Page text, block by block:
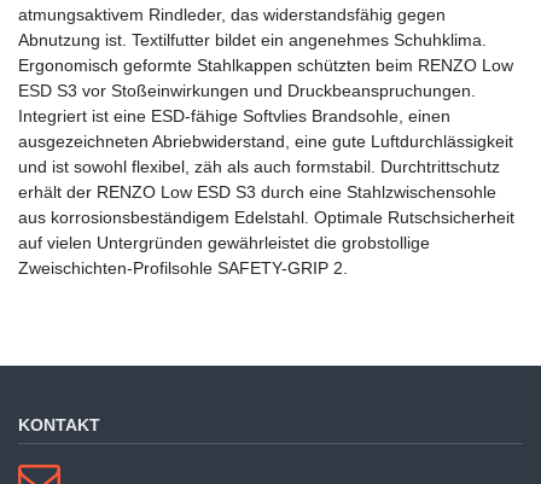
atmungsaktivem Rindleder, das widerstandsfähig gegen
Abnutzung ist. Textilfutter bildet ein angenehmes Schuhklima.
Ergonomisch geformte Stahlkappen schützten beim RENZO Low
ESD S3 vor Stoßeinwirkungen und Druckbeanspruchungen.
Integriert ist eine ESD-fähige Softvlies Brandsohle, einen
ausgezeichneten Abriebwiderstand, eine gute Luftdurchlässigkeit
und ist sowohl flexibel, zäh als auch formstabil. Durchtrittschutz
erhält der RENZO Low ESD S3 durch eine Stahlzwischensohle
aus korrosionsbeständigem Edelstahl. Optimale Rutschsicherheit
auf vielen Untergründen gewährleistet die grobstollige
Zweischichten-Profilsohle SAFETY-GRIP 2.
KONTAKT